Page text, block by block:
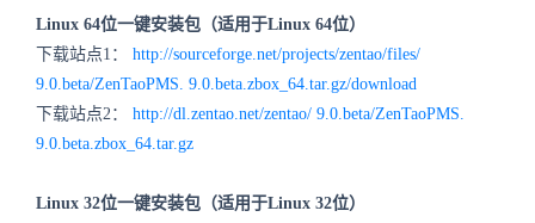
Linux 64位一键安装包（适用于Linux 64位）
下载站点1： http://sourceforge.net/projects/zentao/files/
9.0.beta/ZenTaoPMS. 9.0.beta.zbox_64.tar.gz/download
下载站点2： http://dl.zentao.net/zentao/ 9.0.beta/ZenTaoPMS.
9.0.beta.zbox_64.tar.gz
Linux 32位一键安装包（适用于Linux 32位）